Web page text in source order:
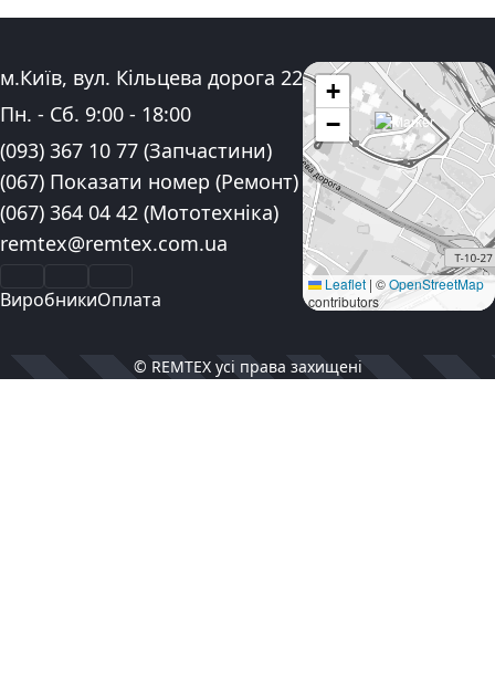
Адреса:
м.Київ, вул. Кільцева дорога 22
Графік роботи:
Пн. - Сб. 9:00 - 18:00
Контактні номера телефону:
(093) 367 10 77 (Запчастини)
(067) Показати номер (Ремонт)
(067) 364 04 42 (Мототехніка)
Електронна пошта:
remtex@remtex.com.ua
ВиробникиОплата
+
−
Leaflet | ©OpenStreetMap
contributors
© REMTEX усі права захищені